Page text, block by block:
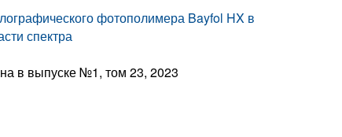
фотополимера Bayfol HX в
спектра
в выпуске №1, том 23, 2023